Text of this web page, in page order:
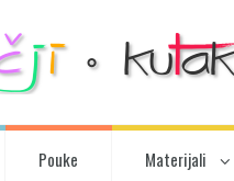
Pouke Materijali